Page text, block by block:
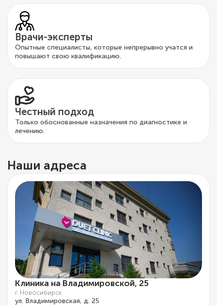
Врачи-эксперты
Опытные специалисты, которые непрерывно учатся и
повышают свою квалификацию.
Честный подход
Только обоснованные назначения по диагностике и
лечению.
Наши адреса
Клиника на Владимировской, 25
г. Новосибирск
ул. Владимировская, д. 25